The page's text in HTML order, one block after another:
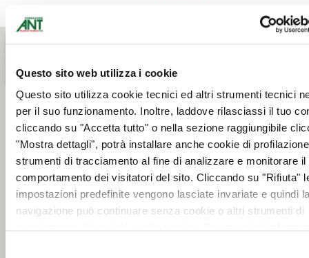
Questo sito web utilizza i cookie
Questo sito utilizza cookie tecnici ed altri strumenti tecnici
per il suo funzionamento. Inoltre, laddove rilasciassi il tuo
cliccando su "Accetta tutto" o nella sezione raggiungibile
"Mostra dettagli", potrà installare anche cookie di
strumenti di tracciamento al fine di analizzare e monitorare il
comportamento dei visitatori del sito. Cliccando su "Rifiuta"
impostazioni predefinite vengono lasciate invariate e quindi
navigazione può continuare senza cookie o altri strumenti di